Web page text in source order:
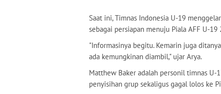
Saat ini, Timnas Indonesia U-19
sebagai persiapan menuju Piala AFF U-19
"Informasinya begitu. Kemarin juga
ada kemungkinan diambil," ujar Arya.
Matthew Baker adalah personil timnas U-
penyisihan grup sekaligus gagal lolos ke